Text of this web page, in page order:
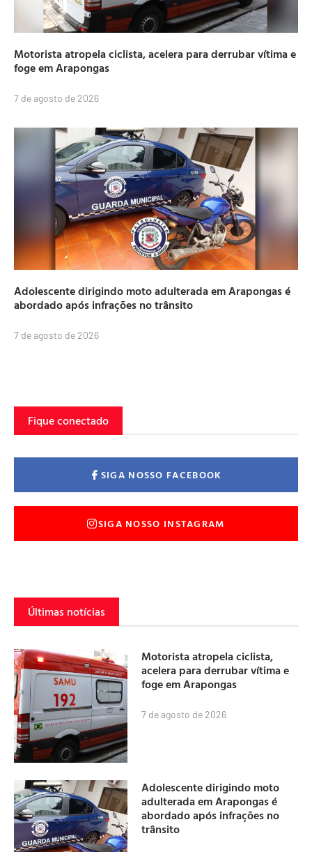
Motorista atropela ciclista, acelera para derrubar vítima e
foge em Arapongas
7 de agosto de 2026
Adolescente dirigindo moto adulterada em Arapongas é
abordado após infrações no trânsito
7 de agosto de 2026
Fique conectado
SIGA NOSSO FACEBOOK
SIGA NOSSO INSTAGRAM
Últimas notícias
Motorista atropela ciclista,
acelera para derrubar vítima e
foge em Arapongas
7 de agosto de 2026
Adolescente dirigindo moto
adulterada em Arapongas é
abordado após infrações no
trânsito